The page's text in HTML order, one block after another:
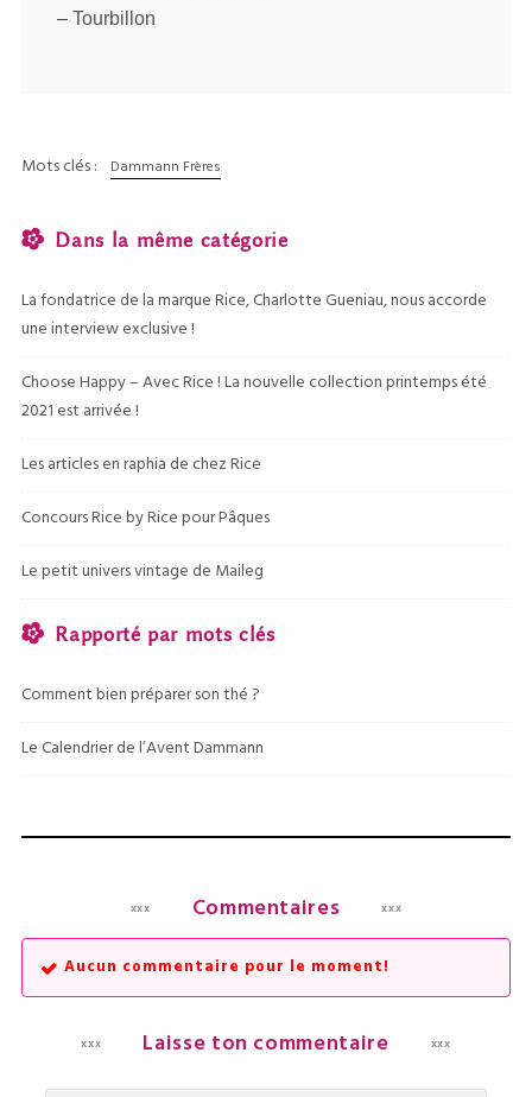
– Tourbillon
Mots clés : Dammann Frères
Dans la même catégorie
La fondatrice de la marque Rice, Charlotte Gueniau, nous accorde
une interview exclusive !
Choose Happy – Avec Rice ! La nouvelle collection printemps été
2021 est arrivée !
Les articles en raphia de chez Rice
Concours Rice by Rice pour Pâques
Le petit univers vintage de Maileg
Rapporté par mots clés
Comment bien préparer son thé ?
Le Calendrier de l’Avent Dammann
Commentaires
Aucun commentaire pour le moment!
Laisse ton commentaire